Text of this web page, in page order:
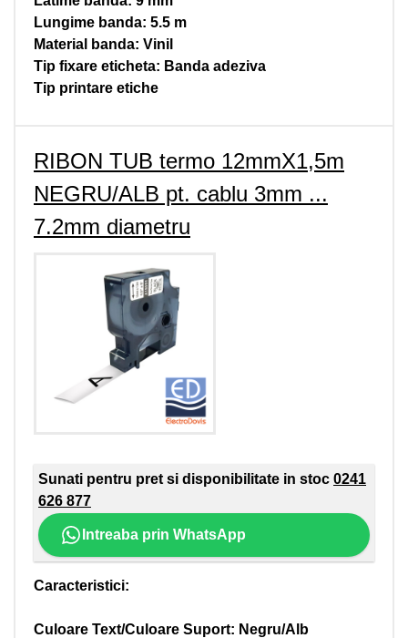
Lungime banda: 5.5 m
Material banda: Vinil
Tip fixare eticheta: Banda adeziva
Tip printare etiche
RIBON TUB termo 12mmX1,5m
NEGRU/ALB pt. cablu 3mm ...
7.2mm diametru
Sunati pentru pret si disponibilitate in stoc 0241
626 877
Intreaba prin WhatsApp
Caracteristici:
Culoare Text/Culoare Suport: Negru/Alb